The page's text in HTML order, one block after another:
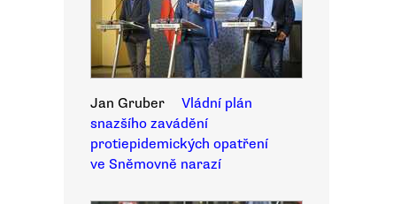
Jan Gruber
Vládní plán
snazšího zavádění
protiepidemických opatření
ve Sněmovně narazí